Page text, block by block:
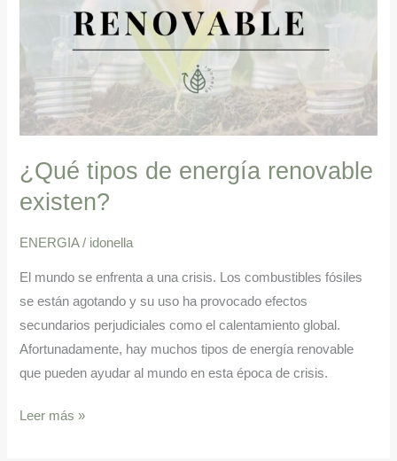
¿Qué tipos de energía renovable
existen?
ENERGIA/ idonella
El mundo se enfrenta a una crisis. Los combustibles fósiles
se están agotando y su uso ha provocado efectos
secundarios perjudiciales como el calentamiento global.
Afortunadamente, hay muchos tipos de energía renovable
que pueden ayudar al mundo en esta época de crisis.
Leer más »